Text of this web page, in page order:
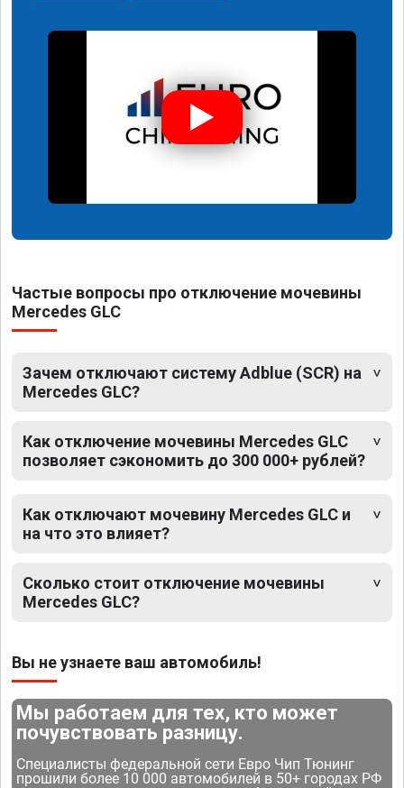
Частые вопросы про отключение мочевины
Mercedes GLC
Зачем отключают систему Adblue (SCR) на
Mercedes GLC?
Как отключение мочевины Mercedes GLC
позволяет сэкономить до 300 000+ рублей?
Как отключают мочевину Mercedes GLC и
на что это влияет?
Сколько стоит отключение мочевины
Mercedes GLC?
Вы не узнаете ваш автомобиль!
Мы работаем для тех, кто может
почувствовать разницу.
Специалисты федеральной сети Евро Чип Тюнинг
прошили более 10 000 автомобилей в 50+ городах РФ